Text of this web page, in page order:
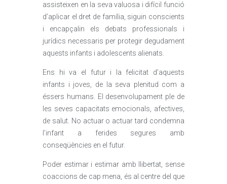
assisteixen en la seva valuosa i difícil funció
d’aplicar el dret de família, siguin conscients
i encapçalin els debats professionals i
jurídics necessaris per protegir degudament
aquests infants i adolescents alienats.
Ens hi va el futur i la felicitat d’aquests
infants i joves, de la seva plenitud com a
éssers humans. El desenvolupament ple de
les seves capacitats emocionals, afectives,
de salut. No actuar o actuar tard condemna
l’infant a ferides segures amb
conseqüències en el futur.
Poder estimar i estimar amb llibertat, sense
coaccions de cap mena, és al centre del que